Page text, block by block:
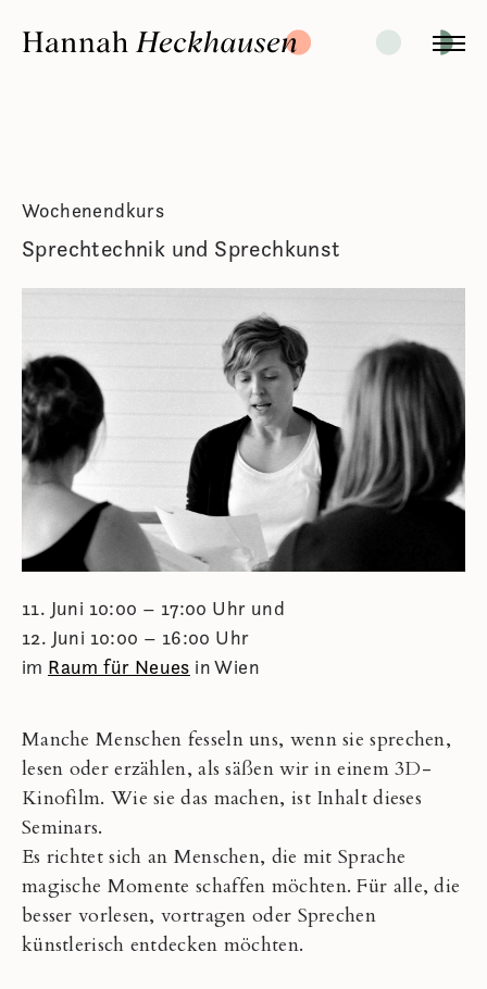
Wochenendkurs
Sprechtechnik und Sprechkunst
11. Juni 10:00 – 17:00 Uhr und
12. Juni 10:00 – 16:00 Uhr
im Raum für Neues in Wien
Manche Menschen fesseln uns, wenn sie sprechen,
lesen oder erzählen, als säßen wir in einem 3D-
Kinofilm. Wie sie das machen, ist Inhalt dieses
Seminars.
Es richtet sich an Menschen, die mit Sprache
magische Momente schaffen möchten. Für alle, die
besser vorlesen, vortragen oder Sprechen
künstlerisch entdecken möchten.